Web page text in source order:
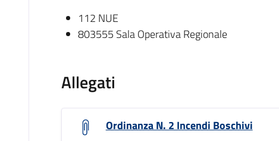
112 NUE
803555 Sala Operativa Regionale
Allegati
Ordinanza N. 2 Incendi Boschivi